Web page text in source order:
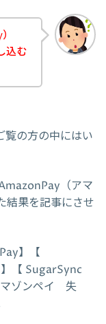
込む
覧の方の中にはい
（アマ
結果を記事にさせ
】【
【 SugarSync
マゾンペイ 失